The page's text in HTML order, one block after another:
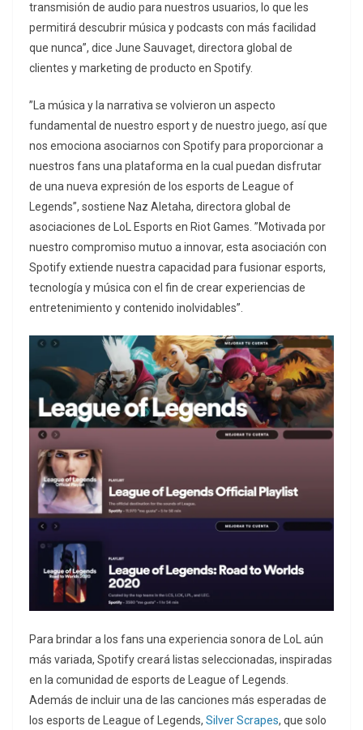
transmisión de audio para nuestros usuarios, lo que les
permitirá descubrir música y podcasts con más facilidad
que nunca”, dice June Sauvaget, directora global de
clientes y marketing de producto en Spotify.
”La música y la narrativa se volvieron un aspecto
fundamental de nuestro esport y de nuestro juego, así que
nos emociona asociarnos con Spotify para proporcionar a
nuestros fans una plataforma en la cual puedan disfrutar
de una nueva expresión de los esports de League of
Legends”, sostiene Naz Aletaha, directora global de
asociaciones de LoL Esports en Riot Games. ”Motivada por
nuestro compromiso mutuo a innovar, esta asociación con
Spotify extiende nuestra capacidad para fusionar esports,
tecnología y música con el fin de crear experiencias de
entretenimiento y contenido inolvidables”.
Para brindar a los fans una experiencia sonora de LoL aún
más variada, Spotify creará listas seleccionadas, inspiradas
en la comunidad de esports de League of Legends.
Además de incluir una de las canciones más esperadas de
los esports de League of Legends, Silver Scrapes, que solo